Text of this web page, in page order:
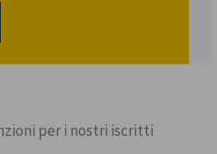
per i nostri iscritti